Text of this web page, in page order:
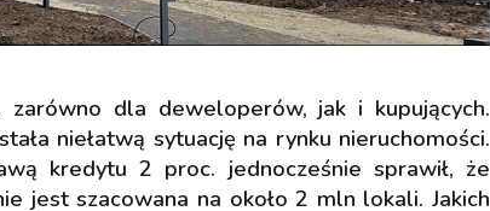
dla deweloperów, jak i kupujących.
niełatwą sytuację na rynku nieruchomości.
kredytu 2 proc. jednocześnie sprawił, że
jest szacowana na około 2 mln lokali. Jakich